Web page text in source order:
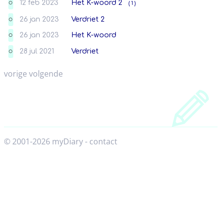
O 12 feb 2023 Het K-woord 2 ( 1 )
O 26 jan 2023 Verdriet 2
O 26 jan 2023 Het K-woord
O 28 jul 2021 Verdriet
vorige volgende
© 2001-2026 myDiary- contact